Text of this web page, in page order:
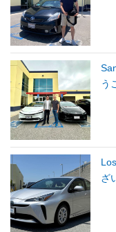
う
ざ